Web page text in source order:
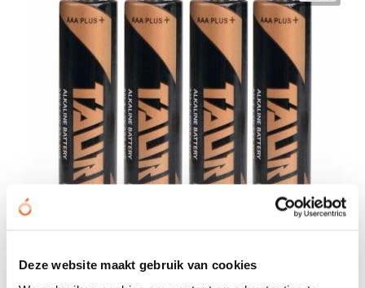
Deze website maakt gebruik van cookies